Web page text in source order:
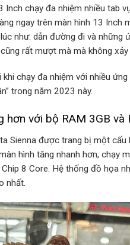
Inch chạy đa nhiệm nhiều tab
ngay trên màn hình 13 Inch
như: dẫn đường đi và những
rất mượt mà mà không
chạy đa nhiệm với nhiều
trong năm 2023 này.
với bộ RAM 3GB và
Sienna được trang bị một cấu
hình tăng nhanh hơn, chạy
8 Core. Hệ thống đồ họa
nhất.